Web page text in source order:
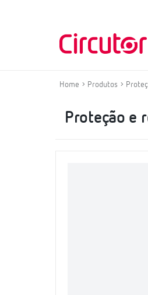
Home Produtos
Proteção e